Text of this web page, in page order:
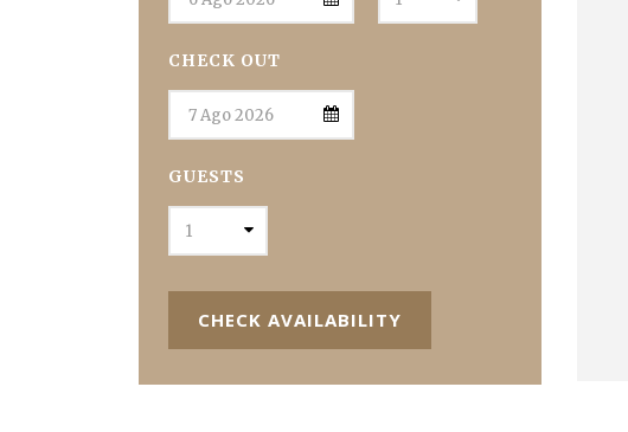
CHECK OUT
GUESTS
CHECK AVAILABILITY